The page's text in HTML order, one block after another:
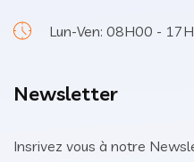
Lun-Ven: 08H00 -
Newsletter
Insrivez vous à notre